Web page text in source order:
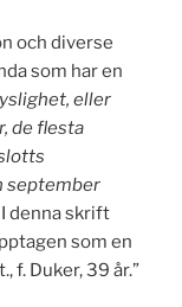
och diverse
som har en
eller
de flesta
september
I denna skrift
som en
f. Duker, 39 år.”